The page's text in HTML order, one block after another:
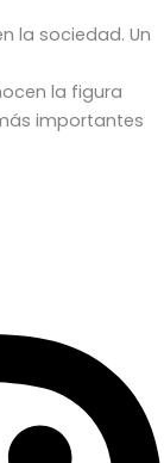
la sociedad. Un
la figura
importantes